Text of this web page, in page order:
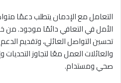
التعامل مع الإدمان يتطلب دعمًا
الأمل في التعافي دائمًا موجود. من
تحسين التواصل العائلي، وتقديم الدعم
والعائلات العمل معًا لتجاوز
صحي ومستدام.